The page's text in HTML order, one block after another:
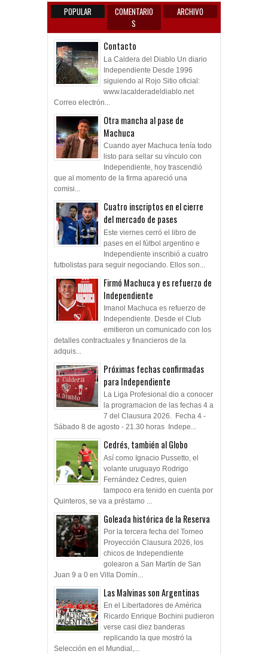
POPULAR
COMENTARIO
S
ARCHIVO
Contacto
La Caldera del Diablo Un diario
Independiente Desde 1996
siguiendo al Rojo Sitio oficial:
www.lacalderadeldiablo.net
Correo electrón...
Otra mancha al pase de
Machuca
Cuando ayer Machuca tenía todo
listo para sellar su vínculo con
Independiente, hoy trascendió
que al momento de la firma apareció una
comisi...
Cuatro inscriptos en el cierre
del mercado de pases
Este viernes cerró el libro de
pases en el fútbol argentino e
Independiente inscribió a cuatro
futbolistas para seguir negociando. Ellos son...
Firmó Machuca y es refuerzo de
Independiente
Imanol Machuca es refuerzo de
Independiente. Desde el Club
emitieron un comunicado con los
detalles contractuales y financieros de la
adquis...
Próximas fechas confirmadas
para Independiente
La Liga Profesional dio a conocer
la programacion de las fechas 4 a
7 del Clausura 2026. Fecha 4 -
Sábado 8 de agosto - 21.30 horas Indepe...
Cedrés, también al Globo
Así como Ignacio Pussetto, el
volante uruguayo Rodrigo
Fernández Cedres, quien
tampoco era tenido en cuenta por
Quinteros, se va a préstamo ...
Goleada histórica de la Reserva
Por la tercera fecha del Torneo
Proyección Clausura 2026, los
chicos de Independiente
golearon a San Martín de San
Juan 9 a 0 en Villa Domín...
Las Malvinas son Argentinas
En el Libertadores de América
Ricardo Enrique Bochini pudieron
verse casi diez banderas
replicando la que mostró la
Selección en el Mundial,...